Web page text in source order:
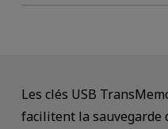
Les clés USB
facilitent la sauvegarde